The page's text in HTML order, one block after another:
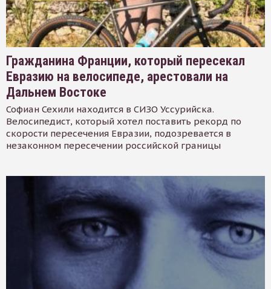
Гражданина Франции, который пересекал
Евразию на велосипеде, арестовали на
Дальнем Востоке
Софиан Сехили находится в СИЗО Уссурийска.
Велосипедист, который хотел поставить рекорд по
скорости пересечения Евразии, подозревается в
незаконном пересечении российской границы